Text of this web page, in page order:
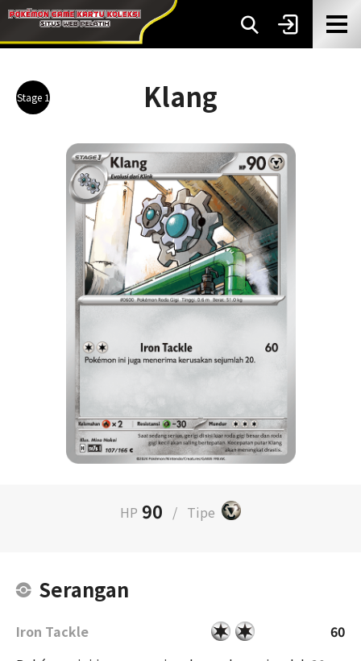
Stage 1 Klang
HP 90 / Tipe
Serangan
Iron Tackle
60